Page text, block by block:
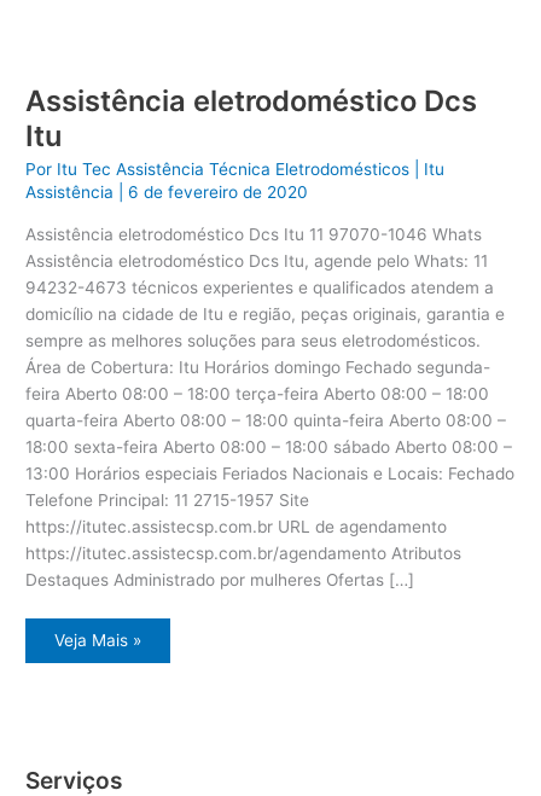
Assistência eletrodoméstico Dcs
Itu
Por Itu Tec Assistência Técnica Eletrodomésticos
Itu
Assistência |6 de fevereiro de 2020
Assistência eletrodoméstico Dcs Itu 11 97070-1046 Whats
Assistência eletrodoméstico Dcs Itu, agende pelo Whats: 11
94232-4673 técnicos experientes e qualificados atendem a
domicílio na cidade de Itu e região, peças originais, garantia e
sempre as melhores soluções para seus eletrodomésticos.
Área de Cobertura: Itu Horários domingo Fechado segunda-
feira Aberto 08:00 – 18:00 terça-feira Aberto 08:00 – 18:00
quarta-feira Aberto 08:00 – 18:00 quinta-feira Aberto 08:00 –
18:00 sexta-feira Aberto 08:00 – 18:00 sábado Aberto 08:00 –
13:00 Horários especiais Feriados Nacionais e Locais: Fechado
Telefone Principal: 11 2715-1957 Site
https://itutec.assistecsp.com.br URL de agendamento
https://itutec.assistecsp.com.br/agendamento Atributos
Destaques Administrado por mulheres Ofertas […]
Assistência
eletrodoméstico
Veja Mais »
Serviços